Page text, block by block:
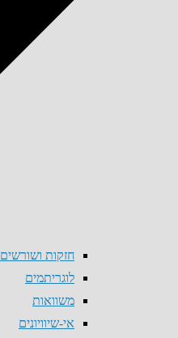
חזקות ושורשים
לוגריתמים
משוואות
אי-שיוויונים